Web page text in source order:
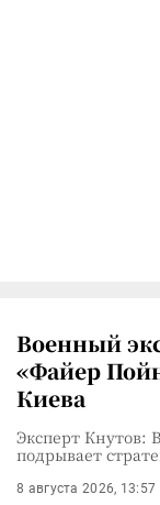
Военный
«Файер
Киева
Эксперт Кнутов:
подрывает
8 августа 2026, 13:57